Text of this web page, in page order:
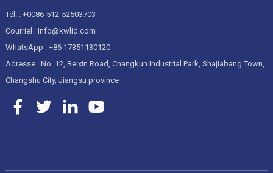
Tél. : +0086-512-52503703
Courriel : info@kwlid.com
WhatsApp : +86 17351130120
Adresse : No. 12, Beixin Road, Changkun Industrial Park, Shajiabang Town,
Changshu City, Jiangsu province